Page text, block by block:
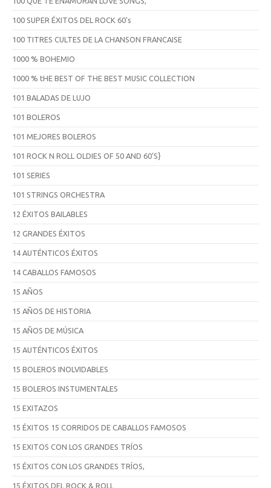
100 SUPER ÉXITOS DEL ROCK 60's
100 TITRES CULTES DE LA CHANSON FRANCAISE
1000 % BOHEMIO
1000 % tHE BEST OF THE BEST MUSIC COLLECTION
101 BALADAS DE LUJO
101 BOLEROS
101 MEJORES BOLEROS
101 ROCK N ROLL OLDIES OF 50 AND 60'S}
101 SERIES
101 STRINGS ORCHESTRA
12 ÉXITOS BAILABLES
12 GRANDES ÉXITOS
14 AUTÉNTICOS ÉXITOS
14 CABALLOS FAMOSOS
15 AÑOS
15 AÑOS DE HISTORIA
15 AÑOS DE MÚSICA
15 AUTÉNTICOS ÉXITOS
15 BOLEROS INOLVIDABLES
15 BOLEROS INSTUMENTALES
15 EXITAZOS
15 ÉXITOS 15 CORRIDOS DE CABALLOS FAMOSOS
15 EXITOS CON LOS GRANDES TRÍOS
15 ÉXITOS CON LOS GRANDES TRÍOS,
15 ÉXITOS DEL ROCK & ROLL